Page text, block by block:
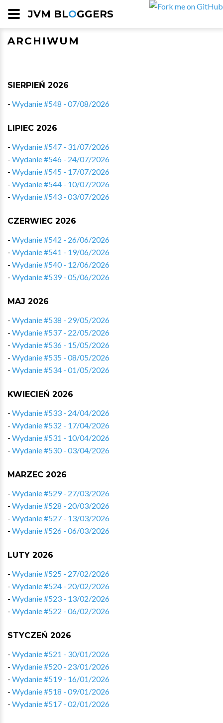
JVM BLOGGERS
ARCHIWUM
SIERPIEŃ 2026
- Wydanie #548 - 07/08/2026
LIPIEC 2026
- Wydanie #547 - 31/07/2026
- Wydanie #546 - 24/07/2026
- Wydanie #545 - 17/07/2026
- Wydanie #544 - 10/07/2026
- Wydanie #543 - 03/07/2026
CZERWIEC 2026
- Wydanie #542 - 26/06/2026
- Wydanie #541 - 19/06/2026
- Wydanie #540 - 12/06/2026
- Wydanie #539 - 05/06/2026
MAJ 2026
- Wydanie #538 - 29/05/2026
- Wydanie #537 - 22/05/2026
- Wydanie #536 - 15/05/2026
- Wydanie #535 - 08/05/2026
- Wydanie #534 - 01/05/2026
KWIECIEŃ 2026
- Wydanie #533 - 24/04/2026
- Wydanie #532 - 17/04/2026
- Wydanie #531 - 10/04/2026
- Wydanie #530 - 03/04/2026
MARZEC 2026
- Wydanie #529 - 27/03/2026
- Wydanie #528 - 20/03/2026
- Wydanie #527 - 13/03/2026
- Wydanie #526 - 06/03/2026
LUTY 2026
- Wydanie #525 - 27/02/2026
- Wydanie #524 - 20/02/2026
- Wydanie #523 - 13/02/2026
- Wydanie #522 - 06/02/2026
STYCZEŃ 2026
- Wydanie #521 - 30/01/2026
- Wydanie #520 - 23/01/2026
- Wydanie #519 - 16/01/2026
- Wydanie #518 - 09/01/2026
- Wydanie #517 - 02/01/2026